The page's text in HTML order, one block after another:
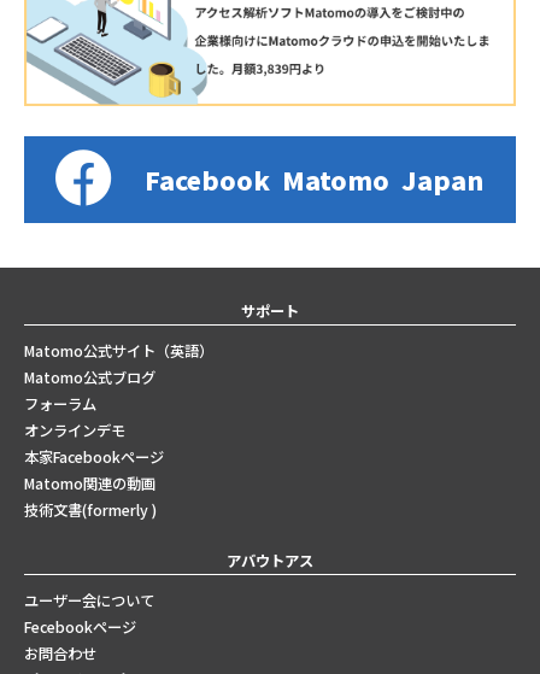
Facebook Matomo Japan
サポート
Matomo公式サイト（英語）
Matomo公式ブログ
フォーラム
オンラインデモ
本家Facebookページ
Matomo関連の動画
技術文書(formerly )
アバウトアス
ユーザー会について
Fecebookページ
お問合わせ